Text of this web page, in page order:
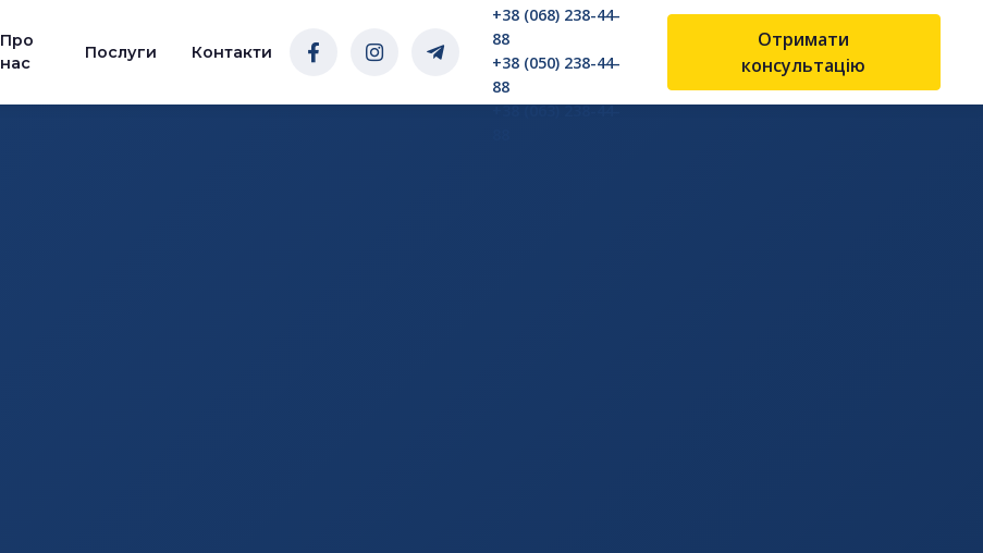
Про
нас
Послуги Контакти
+38 (068) 238-44-
88
+38 (050) 238-44-
88
+38 (063) 238-44-
Отримати
консультацію